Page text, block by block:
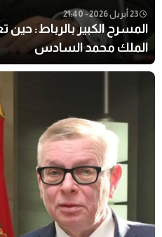
23 أبريل 2026 - 21:40
المسرح الكبير بالرباط:
الملك محمد السادس